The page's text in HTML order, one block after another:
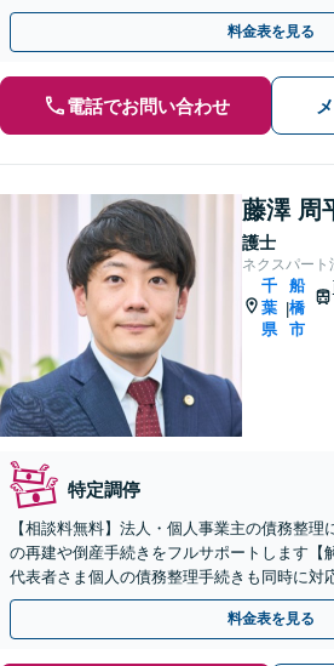
トをサポート【電話・WEB面談可】
料金表を見る
電話でお問い合わせ
藤澤 周
護士
ネクスパート
千
葉
県
|
船
橋
市
特定調停
【相談料無料】法人・個人事業主の債務整
の再建や倒産手続きをフルサポートします【
代表者さま個人の債務整理手続きも同時に対
払い応相談】【夜間・休日相談可】
料金表を見る